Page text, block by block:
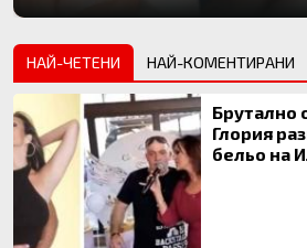
НАЙ-ЧЕТЕНИ НАЙ-КОМЕНТИРАНИ
Брутално
Глория
бельо на